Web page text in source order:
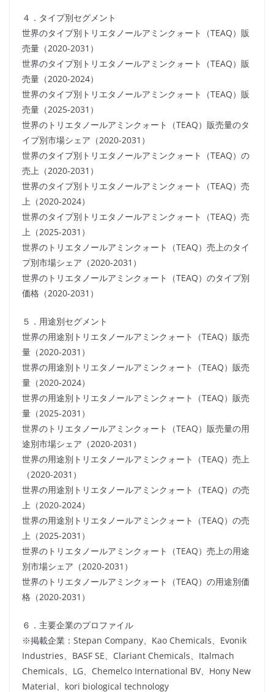
４．タイプ別セグメント
世界のタイプ別トリエタノールアミンクォート（TEAQ）販
売量（2020-2031）
世界のタイプ別トリエタノールアミンクォート（TEAQ）販
売量（2020-2024）
世界のタイプ別トリエタノールアミンクォート（TEAQ）販
売量（2025-2031）
世界のトリエタノールアミンクォート（TEAQ）販売量のタ
イプ別市場シェア（2020-2031）
世界のタイプ別トリエタノールアミンクォート（TEAQ）の
売上（2020-2031）
世界のタイプ別トリエタノールアミンクォート（TEAQ）売
上（2020-2024）
世界のタイプ別トリエタノールアミンクォート（TEAQ）売
上（2025-2031）
世界のトリエタノールアミンクォート（TEAQ）売上のタイ
プ別市場シェア（2020-2031）
世界のトリエタノールアミンクォート（TEAQ）のタイプ別
価格（2020-2031）
５．用途別セグメント
世界の用途別トリエタノールアミンクォート（TEAQ）販売
量（2020-2031）
世界の用途別トリエタノールアミンクォート（TEAQ）販売
量（2020-2024）
世界の用途別トリエタノールアミンクォート（TEAQ）販売
量（2025-2031）
世界のトリエタノールアミンクォート（TEAQ）販売量の用
途別市場シェア（2020-2031）
世界の用途別トリエタノールアミンクォート（TEAQ）売上
（2020-2031）
世界の用途別トリエタノールアミンクォート（TEAQ）の売
上（2020-2024）
世界の用途別トリエタノールアミンクォート（TEAQ）の売
上（2025-2031）
世界のトリエタノールアミンクォート（TEAQ）売上の用途
別市場シェア（2020-2031）
世界のトリエタノールアミンクォート（TEAQ）の用途別価
格（2020-2031）
６．主要企業のプロファイル
※掲載企業：Stepan Company、Kao Chemicals、Evonik
Industries、BASF SE、Clariant Chemicals、Italmach
Chemicals、LG、Chemelco International BV、Hony New
Material、kori biological technology